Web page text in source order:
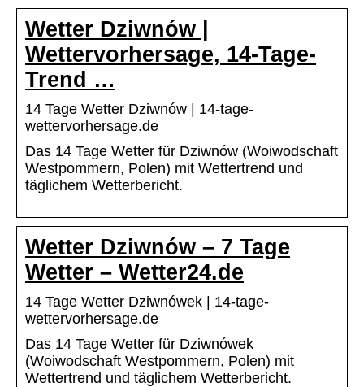
Wetter Dziwnów |
Wettervorhersage, 14-Tage-
Trend …
14 Tage Wetter Dziwnów | 14-tage-
wettervorhersage.de
Das 14 Tage Wetter für Dziwnów (Woiwodschaft
Westpommern, Polen) mit Wettertrend und
täglichem Wetterbericht.
Wetter Dziwnów – 7 Tage
Wetter – Wetter24.de
14 Tage Wetter Dziwnówek | 14-tage-
wettervorhersage.de
Das 14 Tage Wetter für Dziwnówek
(Woiwodschaft Westpommern, Polen) mit
Wettertrend und täglichem Wetterbericht.